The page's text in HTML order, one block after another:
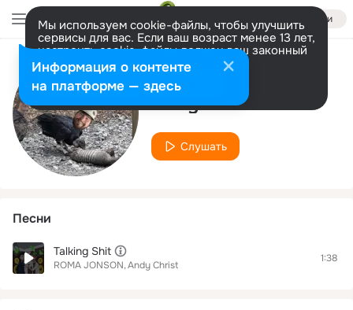
Войти
Мы используем cookie-файлы, чтобы улучшить
сервисы для вас. Если ваш возраст менее 13 лет,
настроить cookie-файлы должен ваш законный
представитель. Больше информации
Разрешить все Настроить
Исполнитель
Andy Christ
Слушать
Песни
Talking Shit
ROMA JONSON Andy Christ
1:38
Информация о контенте
на платформе — здесь